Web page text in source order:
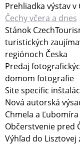
Prehliadka výstav v
Čechy včera a dnes
Stánok
turistických
regiónoch Česka
Predaj
domom fotografie
Site specific
Nová autorská
Chmela a
Občerstvenie pred
Výhľad do Lisztovej